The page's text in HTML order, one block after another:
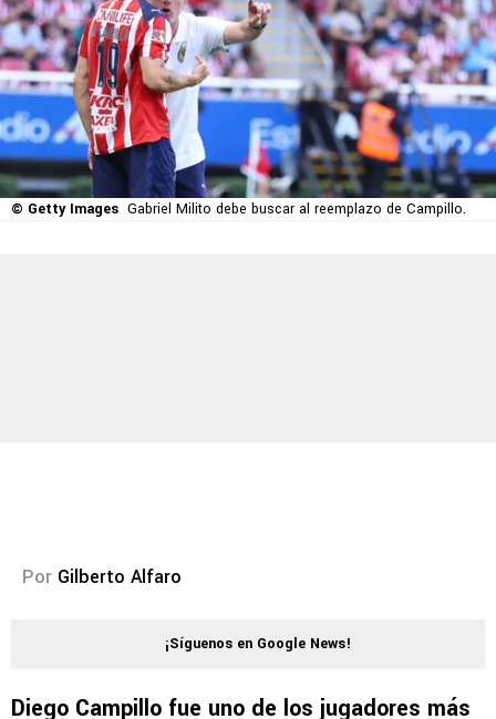
© Getty Images Gabriel Milito debe buscar al reemplazo de Campillo.
Por Gilberto Alfaro
¡Síguenos en Google News!
Diego Campillo fue uno de los jugadores más